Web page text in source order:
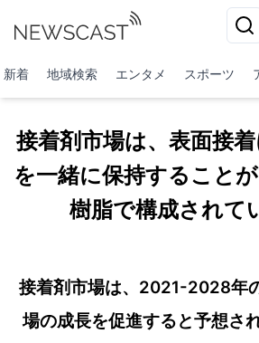
新着 地域検索 エンタメ スポーツ
接着剤市場は、表面接
を一緒に保持すること
樹脂で構成されて
接着剤市場は、2021-2028年
場の成長を促進すると予想さ